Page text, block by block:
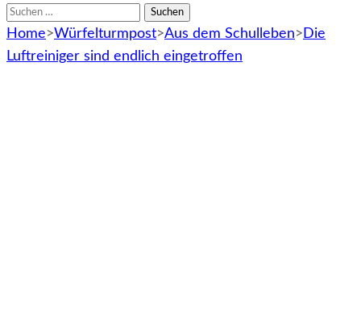
Suchen
nach:
Home>Würfelturmpost>Aus dem Schulleben> Die
Luftreiniger sind endlich eingetroffen